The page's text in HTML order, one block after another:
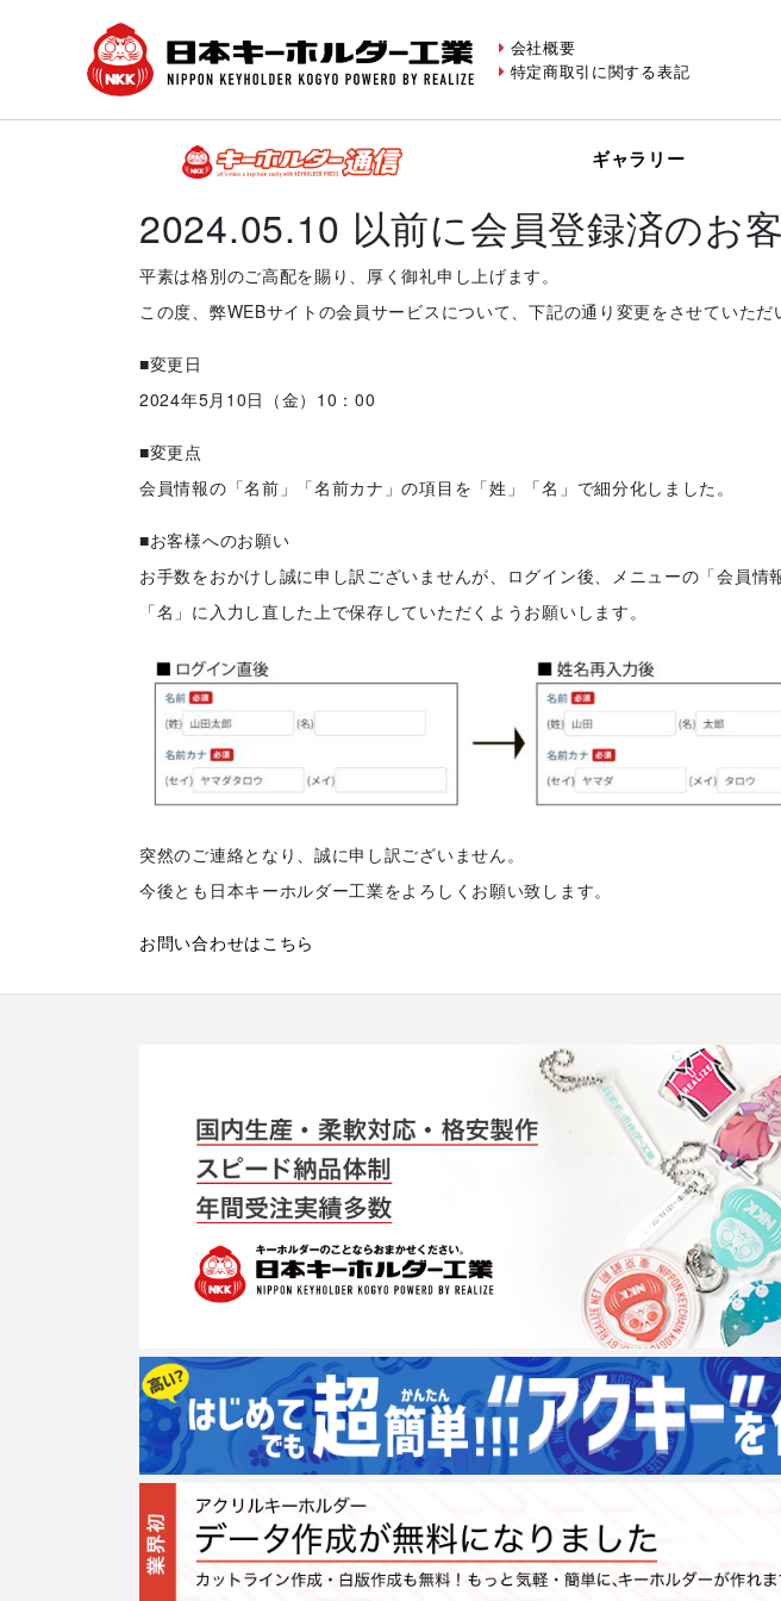
会社概要
特定商取引に関する表記
ギャラリー
2024.05.10 以前に会員登録済のお
平素は格別のご高配を賜り、厚く御礼申し上げます。
この度、弊WEBサイトの会員サービスについて、下記の通り変更をさせていただ
■変更日
2024年5月10日（金）10：00
■変更点
会員情報の「名前」「名前カナ」の項目を「姓」「名」で細分化しました。
■お客様へのお願い
お手数をおかけし誠に申し訳ございませんが、ログイン後、メニューの「会員情
「名」に入力し直した上で保存していただくようお願いします。
突然のご連絡となり、誠に申し訳ございません。
今後とも日本キーホルダー工業をよろしくお願い致します。
お問い合わせはこちら